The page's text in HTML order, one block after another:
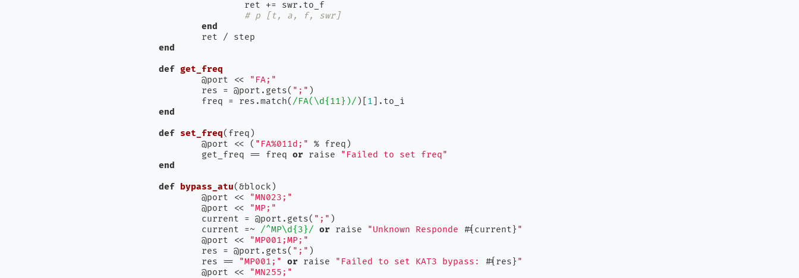
# p [t, a, f, swr]
end
end
def get_freq
	@port <<
"FA;"
	res = @port.gets(
";" )
	freq = res.match(
/FA(\d{11})/ )[ 1
end
def set_freq(freq)
	@port << (
"FA%011d;"
% freq)
	get_freq == freq
or raise
"Failed to set freq"
end
def bypass_atu(&block)
	@port <<
"MN023;"
	@port <<
"MP;"
	current = @port.gets(
";" )
	current =~
/^MP\d{3}/ or raise "Unknown Responde #{current}"
	@port <<
"MP001;MP;"
	res = @port.gets(
";" )
	res ==
"MP001;" or raise "Failed to set KAT3 bypass: #{res}"
	@port <<
"MN255;"